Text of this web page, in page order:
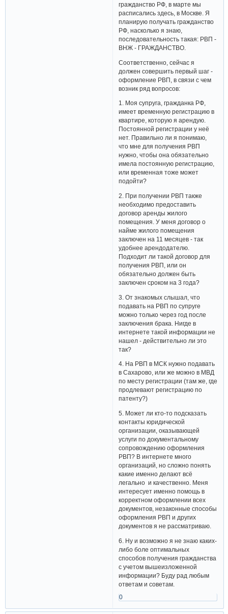
гражданство РФ, в марте мы
расписались здесь, в Москве. Я
планирую получать гражданство
РФ, насколько я знаю,
последовательность такая: РВП -
ВНЖ - ГРАЖДАНСТВО.
Соответственно, сейчас я
должен совершить первый шаг -
оформление РВП, в связи с чем
возник ряд вопросов:
1. Моя супруга, гражданка РФ,
имеет временную регистрацию в
квартире, которую я арендую.
Постоянной регистрации у неё
нет. Правильно ли я понимаю,
что мне для получения РВП
нужно, чтобы она обязательно
имела постоянную регистрацию,
или временная тоже может
подойти?
2. При получении РВП также
необходимо предоставить
договор аренды жилого
помещения. У меня договор о
найме жилого помещения
заключен на 11 месяцев - так
удобнее арендодателю.
Подходит ли такой договор для
получения РВП, или он
обязательно должен быть
заключен сроком на 3 года?
3. От знакомых слышал, что
подавать на РВП по супруге
можно только через год после
заключения брака. Нигде в
интернете такой информации не
нашел - действительно ли это
так?
4. На РВП в МСК нужно подавать
в Сахарово, или же можно в МВД
по месту регистрации (там же, где
продлевают регистрацию по
патенту?)
5. Может ли кто-то подсказать
контакты юридической
организации, оказывающей
услуги по документальному
сопровождению оформления
РВП? В интернете много
организаций, но сложно понять
какие именно делают всё
легально и качественно. Меня
интересует именно помощь в
корректном оформлении всех
документов, незаконные способы
оформления РВП и других
документов я не рассматриваю.
6. Ну и возможно я не знаю каких-
либо боле оптимальных
способов получения гражданства
с учетом вышеизложенной
информации? Буду рад любым
ответам и советам.
0